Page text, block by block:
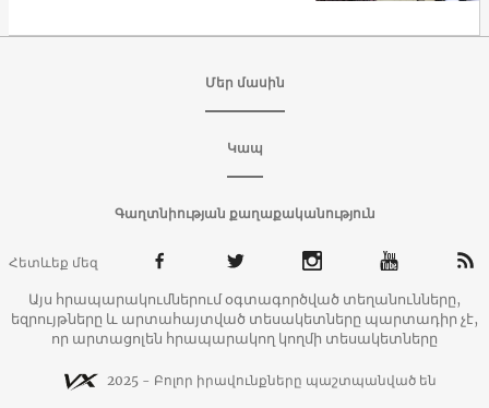
գործարարին
Մեր մասին
Կապ
Գաղտնիության քաղաքականություն
Հետևեք մեզ
Այս հրապարակումներում օգտագործված տեղանունները,
եզրույթները և արտահայտված տեսակետները պարտադիր չէ,
որ արտացոլեն հրապարակող կողմի տեսակետները
2025 - Բոլոր իրավունքները պաշտպանված են